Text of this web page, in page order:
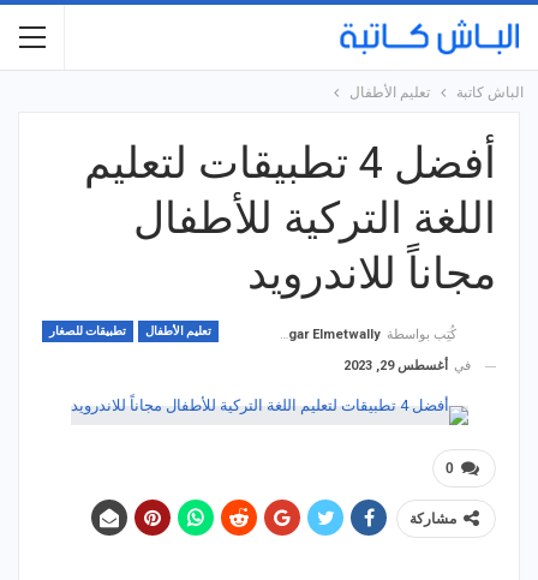
الباش كاتبة تعليم الأطفال
أفضل 4 تطبيقات لتعليم
اللغة التركية للأطفال
مجاناً للاندرويد
تعليم الأطفال تطبيقات للصغار كُتِب بواسطة Hagar Elmetwally
في
أغسطس 29, 2023
0
مشاركة